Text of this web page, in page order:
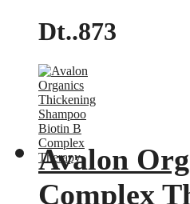
Dt..873
Avalon
Complex